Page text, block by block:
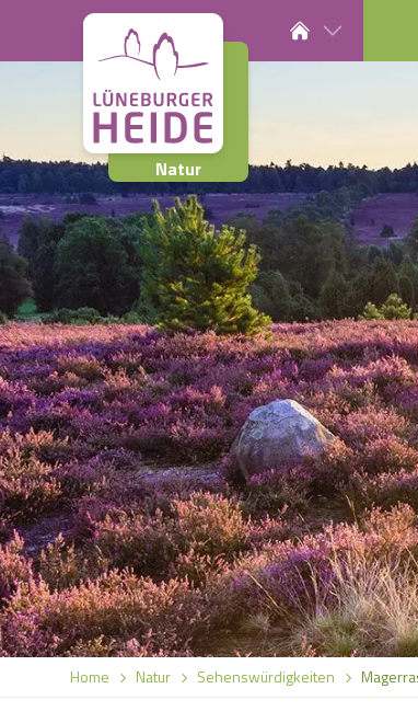
Natur
Home Natur Sehenswürdigkeiten